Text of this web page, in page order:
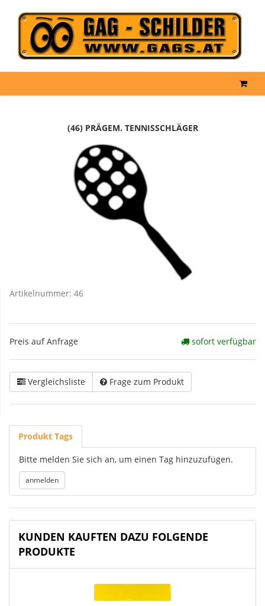
(46) PRÄGEM. TENNISSCHLÄGER
Artikelnummer: 46
Preis auf Anfrage sofort verfügbar
Vergleichsliste Frage zum Produkt
Produkt Tags
Bitte melden Sie sich an, um einen Tag hinzuzufügen.
KUNDEN KAUFTEN DAZU FOLGENDE
PRODUKTE